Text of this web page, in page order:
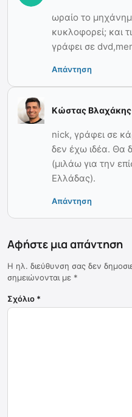
ωραίο το
κυκλοφορεί; και
γράφει σε
Απάντηση
Κώστας Βλαχάκης
nick, γράφει σε
δεν έχω ιδέα.
(μιλάω για την
Ελλάδας).
Απάντηση
Αφήστε μια απάντηση
Η ηλ. διεύθυνση σας δεν
σημειώνονται με *
Σχόλιο *